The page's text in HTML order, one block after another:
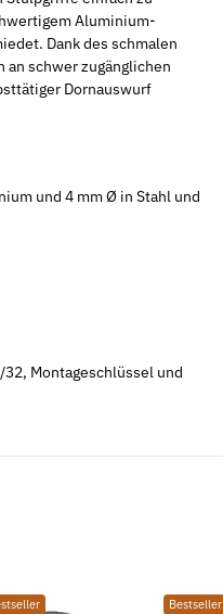
Aluminium-
Dank des schmalen
an schwer zugänglichen
Dornauswurf
und 4 mm Ø in Stahl und
Montageschlüssel und
Bestseller